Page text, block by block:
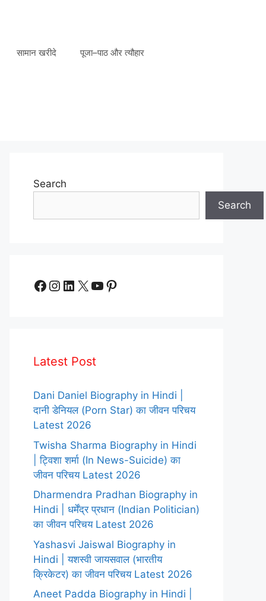
सामान खरीदे पूजा–पाठ और त्यौहार
Search
Search
Facebook
Instagram
LinkedIn
X YouTube
Pinterest
Latest Post
Dani Daniel Biography in Hindi |
दानी डेनियल (Porn Star) का जीवन परिचय
Latest 2026
Twisha Sharma Biography in Hindi
| ट्विशा शर्मा (In News-Suicide) का
जीवन परिचय Latest 2026
Dharmendra Pradhan Biography in
Hindi | धर्मेंद्र प्रधान (Indian Politician)
का जीवन परिचय Latest 2026
Yashasvi Jaiswal Biography in
Hindi | यशस्वी जायसवाल (भारतीय
क्रिकेटर) का जीवन परिचय Latest 2026
Aneet Padda Biography in Hindi |